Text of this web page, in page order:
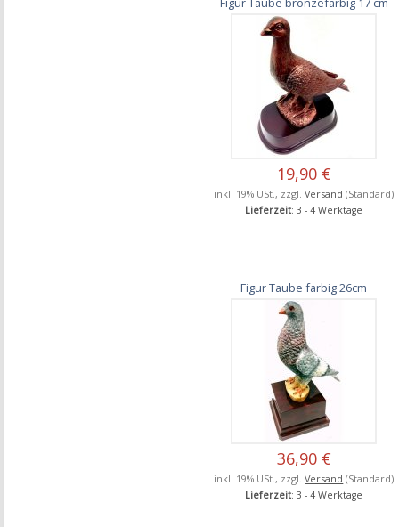
19,90 €
inkl. 19% USt., zzgl.Versand (Standard)
Lieferzeit: 3 - 4 Werktage
Figur Taube farbig 26cm
36,90 €
inkl. 19% USt., zzgl.Versand (Standard)
Lieferzeit: 3 - 4 Werktage